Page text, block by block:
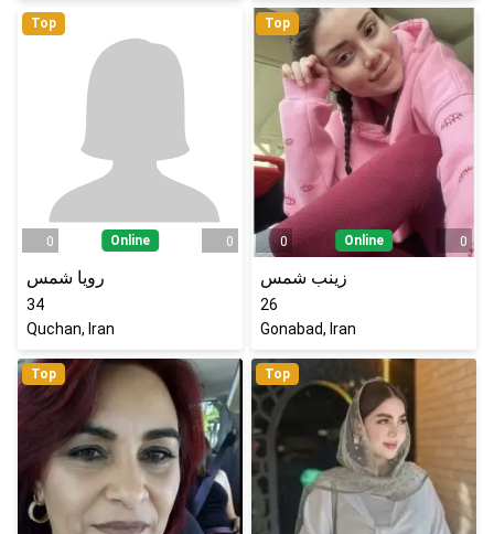
Top
0 Online 0
رویا شمس
34
Quchan, Iran
Top
0 Online 0
زینب شمس
26
Gonabad, Iran
Top Top